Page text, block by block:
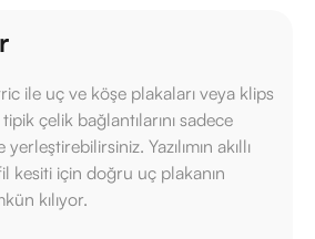
ile uç ve köşe plakaları veya klips
tipik çelik bağlantılarını sadece
Yazılımın akıllı
kesiti için doğru uç plakanın
kılıyor.